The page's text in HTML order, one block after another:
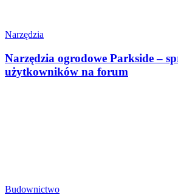
Narzędzia
Narzędzia ogrodowe Parkside –
użytkowników na forum
Budownictwo